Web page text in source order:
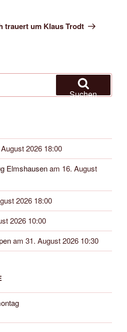
trauert um Klaus Trodt
Suchen
2026 18:00
Elmshausenam 16. August
2026 18:00
2026 10:00
am 31. August 2026 10:30